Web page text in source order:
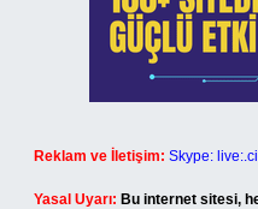
Reklam ve İletişim: Skype:
Yasal Uyarı: Bu internet sitesi,